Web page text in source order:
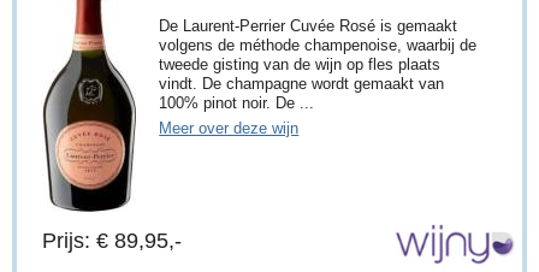
De Laurent-Perrier Cuvée Rosé is gemaakt
volgens de méthode champenoise, waarbij de
tweede gisting van de wijn op fles plaats
vindt. De champagne wordt gemaakt van
100% pinot noir. De ...
Meer over deze wijn
Prijs: € 89,95,-